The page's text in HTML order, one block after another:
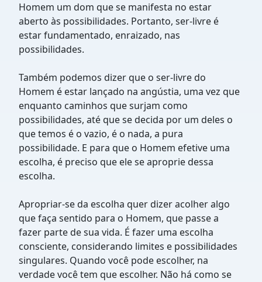
Homem um dom que se manifesta no estar
aberto às possibilidades. Portanto, ser-livre é
estar fundamentado, enraizado, nas
possibilidades.
Também podemos dizer que o ser-livre do
Homem é estar lançado na angústia, uma vez que
enquanto caminhos que surjam como
possibilidades, até que se decida por um deles o
que temos é o vazio, é o nada, a pura
possibilidade. E para que o Homem efetive uma
escolha, é preciso que ele se aproprie dessa
escolha.
Apropriar-se da escolha quer dizer acolher algo
que faça sentido para o Homem, que passe a
fazer parte de sua vida. É fazer uma escolha
consciente, considerando limites e possibilidades
singulares. Quando você pode escolher, na
verdade você tem que escolher. Não há como se